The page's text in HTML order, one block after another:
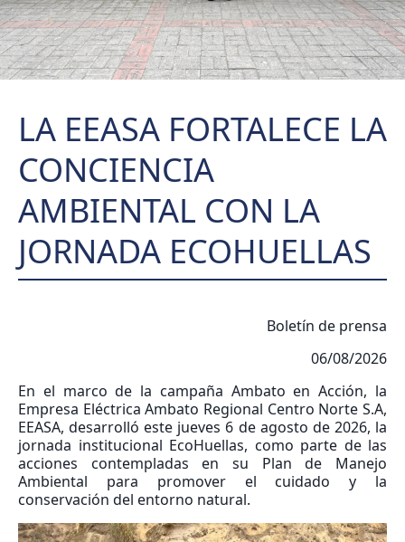
LA EEASA FORTALECE LA
CONCIENCIA
AMBIENTAL CON LA
JORNADA ECOHUELLAS
Boletín de prensa
06/08/2026
En el marco de la campaña Ambato en Acción, la
Empresa Eléctrica Ambato Regional Centro Norte S.A,
EEASA, desarrolló este jueves 6 de agosto de 2026, la
jornada institucional EcoHuellas, como parte de las
acciones contempladas en su Plan de Manejo
Ambiental para promover el cuidado y la
conservación del entorno natural.